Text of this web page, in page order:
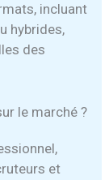
incluant
hybrides,
des
le marché ?
et